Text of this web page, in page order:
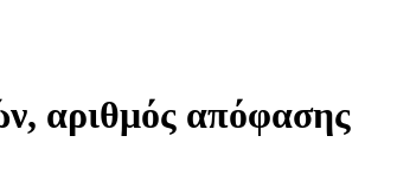
αριθμός απόφασης